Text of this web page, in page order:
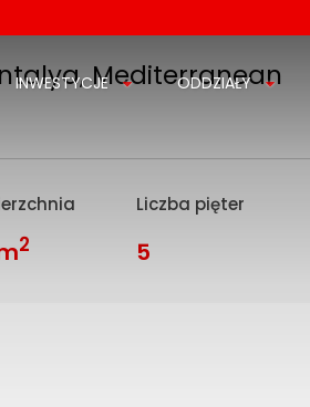
INWESTYCJE ODDZIAŁY
Mediterranean
2
Liczba pięter
5